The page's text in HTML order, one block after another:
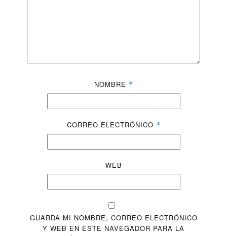
NOMBRE *
CORREO ELECTRÓNICO *
WEB
GUARDA MI NOMBRE, CORREO ELECTRÓNICO
Y WEB EN ESTE NAVEGADOR PARA LA